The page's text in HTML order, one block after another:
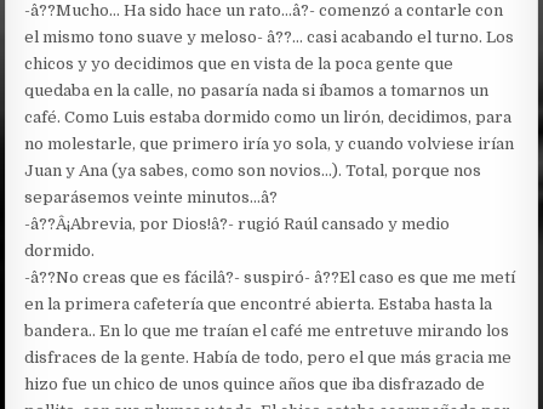
-â??Mucho… Ha sido hace un rato…â?- comenzó a contarle con
el mismo tono suave y meloso- â??… casi acabando el turno. Los
chicos y yo decidimos que en vista de la poca gente que
quedaba en la calle, no pasaría nada si íbamos a tomarnos un
café. Como Luis estaba dormido como un lirón, decidimos, para
no molestarle, que primero iría yo sola, y cuando volviese irían
Juan y Ana (ya sabes, como son novios…). Total, porque nos
separásemos veinte minutos…â?
-â??Â¡Abrevia, por Dios!â?- rugió Raúl cansado y medio
dormido.
-â??No creas que es fácilâ?- suspiró- â??El caso es que me metí
en la primera cafetería que encontré abierta. Estaba hasta la
bandera.. En lo que me traían el café me entretuve mirando los
disfraces de la gente. Había de todo, pero el que más gracia me
hizo fue un chico de unos quince años que iba disfrazado de